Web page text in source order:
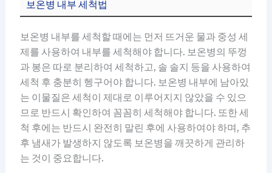
보온병 내부 세척법
보온병 내부를 세척할 때에는 먼저 뜨거운 물과 중성 세
제를 사용하여 내부를 세척해야 합니다. 보온병의 뚜껑
과 봉은 따로 분리하여 세척하고, 솔 솔지 등을 사용하여
세척 후 충분히 헹구어야 합니다. 보온병 내부에 남아있
는 이물질은 세척이 제대로 이루어지지 않았을 수 있으
므로 반드시 확인하여 꼼꼼히 세척해야 합니다. 또한 세
척 후에는 반드시 완전히 말린 후에 사용하여야 하며, 추
후 냄새가 발생하지 않도록 보온병을 깨끗하게 관리하
는 것이 중요합니다.